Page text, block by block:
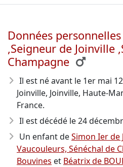
Données personnelles
,Seigneur de Joinville
Champagne
Il est né avant le 1er mai
Joinville, Joinville, Haute-
France.
Il est décédé le 24
Un enfant deSimon Ier de
Vaucouleurs, Sénéchal de
Bouvines et Béatrix de